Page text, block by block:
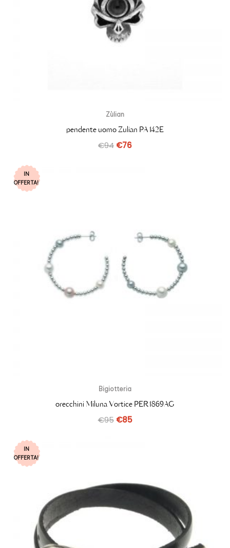
Zùlian
pendente uomo Zulian PA142E
€94 €76
IN
OFFERTA!
Bigiotteria
orecchini Miluna Vortice PER1869AG
€95 €85
IN
OFFERTA!